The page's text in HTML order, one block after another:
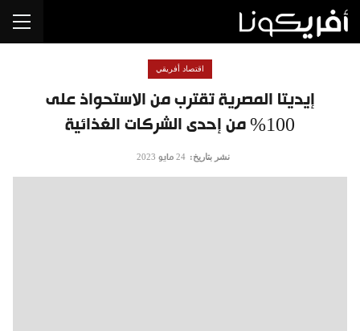
إيديتا المصرية تقترب من الاستحواذ على
100% من إحدى الشركات الغذائية
اقتصاد أفريقي
نشر بتاريخ: 24 مايو 2023